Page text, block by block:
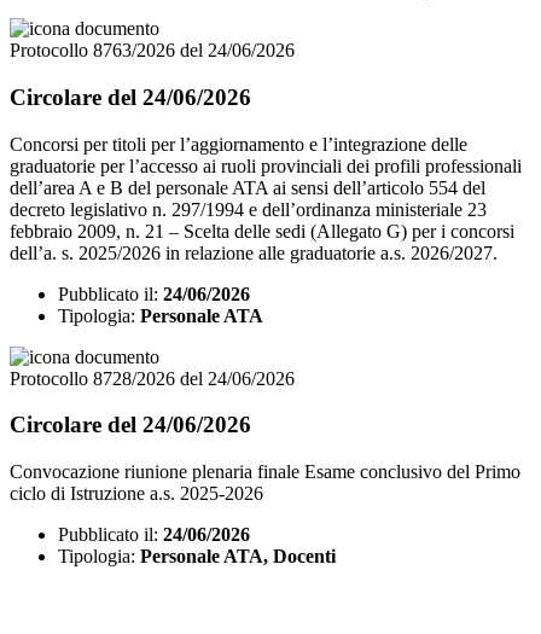
Protocollo 8763/2026 del 24/06/2026
Circolare del 24/06/2026
Concorsi per titoli per l’aggiornamento e l’integrazione delle
graduatorie per l’accesso ai ruoli provinciali dei profili professionali
dell’area A e B del personale ATA ai sensi dell’articolo 554 del
decreto legislativo n. 297/1994 e dell’ordinanza ministeriale 23
febbraio 2009, n. 21 – Scelta delle sedi (Allegato G) per i concorsi
dell’a. s. 2025/2026 in relazione alle graduatorie a.s. 2026/2027.
Pubblicato il: 24/06/2026
Tipologia: Personale ATA
Protocollo 8728/2026 del 24/06/2026
Circolare del 24/06/2026
Convocazione riunione plenaria finale Esame conclusivo del Primo
ciclo di Istruzione a.s. 2025-2026
Pubblicato il: 24/06/2026
Tipologia: Personale ATA, Docenti